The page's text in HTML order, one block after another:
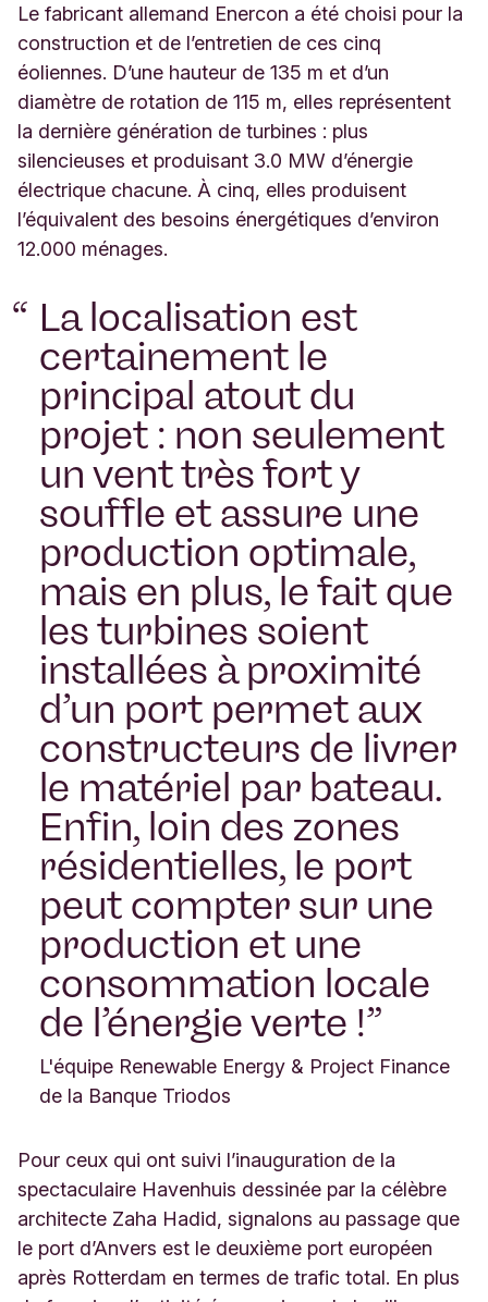
Le fabricant allemand Enercon a été choisi pour la
construction et de l’entretien de ces cinq
éoliennes. D’une hauteur de 135 m et d’un
diamètre de rotation de 115 m, elles représentent
la dernière génération de turbines : plus
silencieuses et produisant 3.0 MW d’énergie
électrique chacune. À cinq, elles produisent
l’équivalent des besoins énergétiques d’environ
12.000 ménages.
La localisation est
certainement le
principal atout du
projet : non seulement
un vent très fort y
souffle et assure une
production optimale,
mais en plus, le fait que
les turbines soient
installées à proximité
d’un port permet aux
constructeurs de livrer
le matériel par bateau.
Enfin, loin des zones
résidentielles, le port
peut compter sur une
production et une
consommation locale
de l’énergie verte !
L'équipe Renewable Energy & Project Finance
de la Banque Triodos
Pour ceux qui ont suivi l’inauguration de la
spectaculaire Havenhuis dessinée par la célèbre
architecte Zaha Hadid, signalons au passage que
le port d’Anvers est le deuxième port européen
après Rotterdam en termes de trafic total. En plus